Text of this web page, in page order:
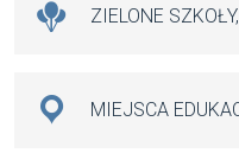
ZIELONE
MIEJSCA